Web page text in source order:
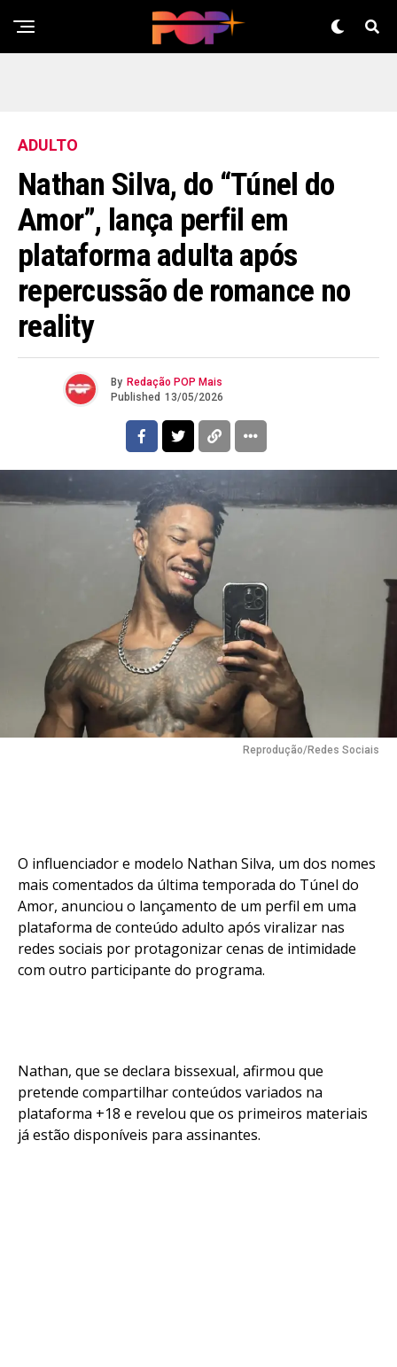
ADULTO
Nathan Silva, do “Túnel do
Amor”, lança perfil em
plataforma adulta após
repercussão de romance no
reality
By Redação POP Mais
Published 13/05/2026
Reprodução/Redes Sociais
O influenciador e modelo Nathan Silva, um dos nomes
mais comentados da última temporada do Túnel do
Amor, anunciou o lançamento de um perfil em uma
plataforma de conteúdo adulto após viralizar nas
redes sociais por protagonizar cenas de intimidade
com outro participante do programa.
Nathan, que se declara bissexual, afirmou que
pretende compartilhar conteúdos variados na
plataforma +18 e revelou que os primeiros materiais
já estão disponíveis para assinantes.